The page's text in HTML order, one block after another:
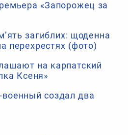
«Запорожец за
загиблих: щоденна
перехрестях (фото)
на карпатский
Ксеня»
создал два